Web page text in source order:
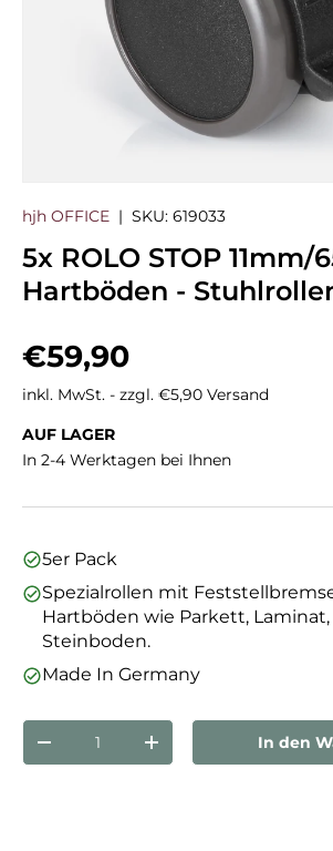
hjh OFFICE | SKU: 619033
5x ROLO STOP 11mm/
Hartböden -
Normaler Preis
€59,90
inkl. MwSt. - zzgl. €5,90 Versand
AUF LAGER
In 2-4 Werktagen bei Ihnen
5er Pack
Spezialrollen mit
Hartböden wie Parkett,
Steinboden.
Made In Germany
Anzahl
Menge verringernMenge erhöhenIn den